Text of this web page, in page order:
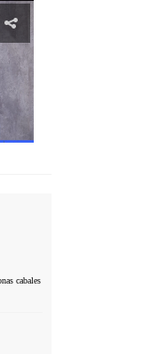
cabales